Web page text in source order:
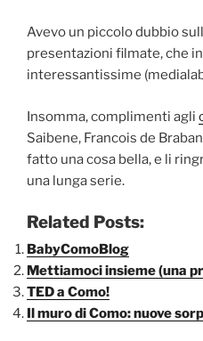
Avevo un piccolo dubbio
presentazioni filmate, che
interessantissime
Insomma, complimenti agli
Saibene, Francois de
fatto una cosa bella, e li
una lunga serie.
Related Posts:
BabyComoBlog
Mettiamoci insieme (una
TED a Como!
Il muro di Como: nuove